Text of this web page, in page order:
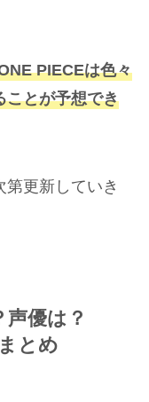
PIECEは色々
ことが予想でき
更新していき
優は？
とめ